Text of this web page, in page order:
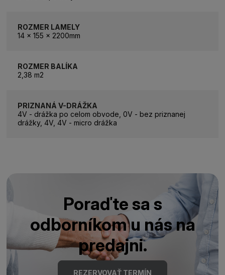
ROZMER LAMELY
14 x 155 x 2200mm
ROZMER BALÍKA
2,38 m2
PRIZNANÁ V-DRÁŽKA
4V - drážka po celom obvode, 0V - bez priznanej
drážky, 4V, 4V - micro drážka
Poraďte sa s
odborníkom u nás na
predajni.
REZERVOVAŤ TERMÍN